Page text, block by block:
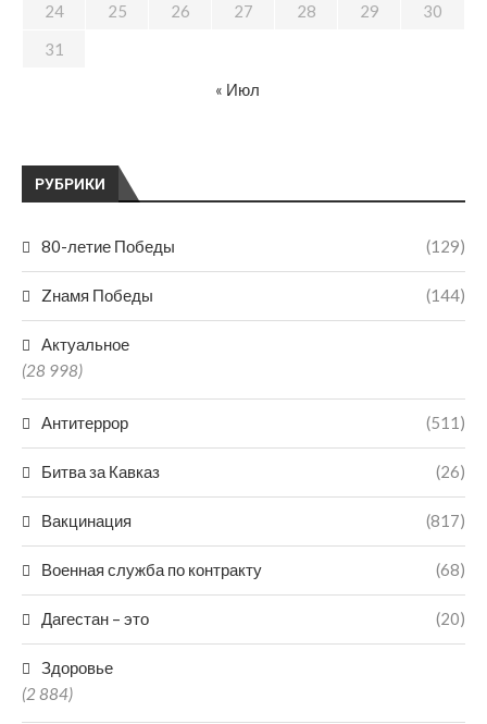
РУБРИКИ
80-летие Победы (129)
Zнамя Победы (144)
Актуальное
(28 998)
Антитеррор (511)
Битва за Кавказ (26)
Вакцинация (817)
Военная служба по контракту (68)
Дагестан – это (20)
Здоровье
(2 884)
24
25 26 27 28 29
30
31
« Июл